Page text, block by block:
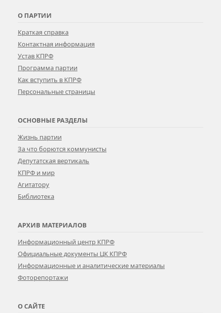
О ПАРТИИ
Краткая справка
Контактная информация
Устав КПРФ
Программа партии
Как вступить в КПРФ
Персональные страницы
ОСНОВНЫЕ РАЗДЕЛЫ
Жизнь партии
За что борются коммунисты
Депутатская вертикаль
КПРФ и мир
Агитатору
Библиотека
АРХИВ МАТЕРИАЛОВ
Информационный центр КПРФ
Официальные документы ЦК КПРФ
Информационные и аналитические материалы
Фоторепортажи
О САЙТЕ